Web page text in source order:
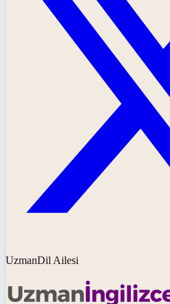
UzmanDil Ailesi